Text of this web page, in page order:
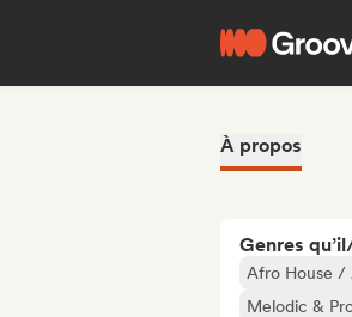
À propos
Genres
Afro House /
Melodic &